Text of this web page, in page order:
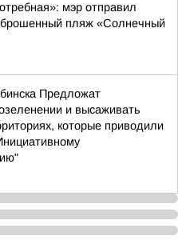
мэр отправил
брошенный пляж «Солнечный
Предложат
и высаживать
которые приводили